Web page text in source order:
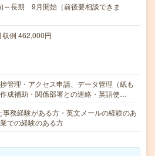
～長期 9月開始（前後要相談できま
例 462,000円
管理・アクセス申請、データ管理（紙も
成補助・関係部署との連絡・英語使…
事務経験がある方・英文メールの経験のあ
での経験のある方